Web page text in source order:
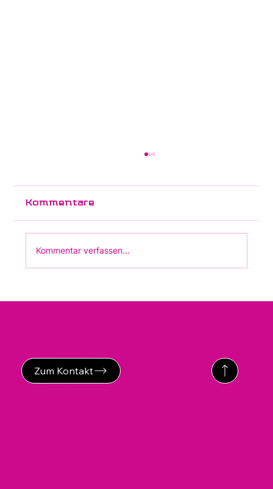
(PPS)" erschienen
Kommentare
Kommentar verfassen...
Kontakt
Zum Kontakt